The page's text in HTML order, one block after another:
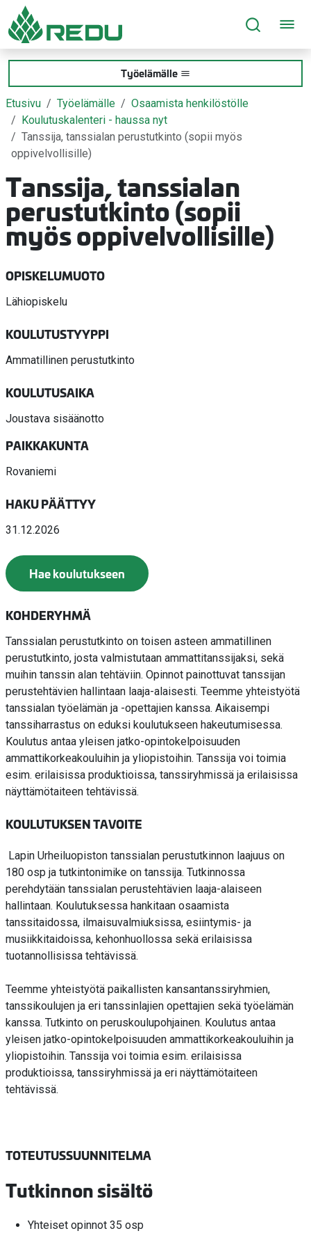
Siirry sivusisältöön
Työelämälle
Etusivu Työelämälle
Osaamista henkilöstölle
Koulutuskalenteri - haussa nyt
Tanssija, tanssialan perustutkinto (sopii myös
oppivelvollisille)
Tanssija, tanssialan
perustutkinto (sopii
myös oppivelvollisille)
OPISKELUMUOTO
Lähiopiskelu
KOULUTUSTYYPPI
Ammatillinen perustutkinto
KOULUTUSAIKA
Joustava sisäänotto
PAIKKAKUNTA
Rovaniemi
HAKU PÄÄTTYY
31.12.2026
Hae koulutukseen
KOHDERYHMÄ
Tanssialan perustutkinto on toisen asteen ammatillinen
perustutkinto, josta valmistutaan ammattitanssijaksi, sekä
muihin tanssin alan tehtäviin. Opinnot painottuvat tanssijan
perustehtävien hallintaan laaja-alaisesti. Teemme yhteistyötä
tanssialan työelämän ja -opettajien kanssa. Aikaisempi
tanssiharrastus on eduksi koulutukseen hakeutumisessa.
Koulutus antaa yleisen jatko-opintokelpoisuuden
ammattikorkeakouluihin ja yliopistoihin. Tanssija voi toimia
esim. erilaisissa produktioissa, tanssiryhmissä ja erilaisissa
näyttämötaiteen tehtävissä.
KOULUTUKSEN TAVOITE
Lapin Urheiluopiston tanssialan perustutkinnon laajuus on
180 osp ja tutkintonimike on tanssija. Tutkinnossa
perehdytään tanssialan perustehtävien laaja-alaiseen
hallintaan. Koulutuksessa hankitaan osaamista
tanssitaidossa, ilmaisuvalmiuksissa, esiintymis- ja
musiikkitaidoissa, kehonhuollossa sekä erilaisissa
tuotannollisissa tehtävissä.
Teemme yhteistyötä paikallisten kansantanssiryhmien,
tanssikoulujen ja eri tanssinlajien opettajien sekä työelämän
kanssa. Tutkinto on peruskoulupohjainen. Koulutus antaa
yleisen jatko-opintokelpoisuuden ammattikorkeakouluihin ja
yliopistoihin. Tanssija voi toimia esim. erilaisissa
produktioissa, tanssiryhmissä ja eri näyttämötaiteen
tehtävissä.
TOTEUTUSSUUNNITELMA
Tutkinnon sisältö
Yhteiset opinnot 35 osp